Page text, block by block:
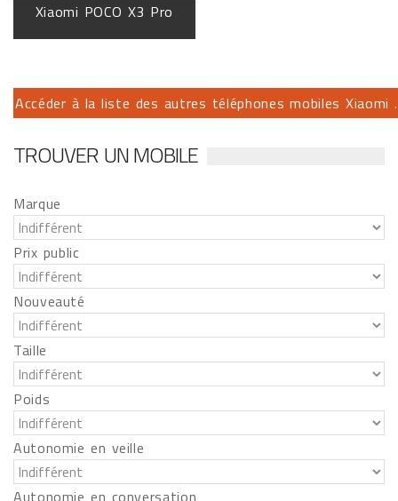
Xiaomi POCO X3 Pro
Accéder à la liste des autres téléphones mobiles Xiaomi
TROUVER UN MOBILE
Marque
Prix public
Nouveauté
Taille
Poids
Autonomie en veille
Autonomie en conversation